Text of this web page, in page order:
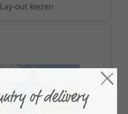
Lay-out kiezen